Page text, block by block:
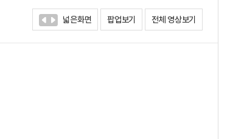
넓은화면 팝업보기 전체 영상보기